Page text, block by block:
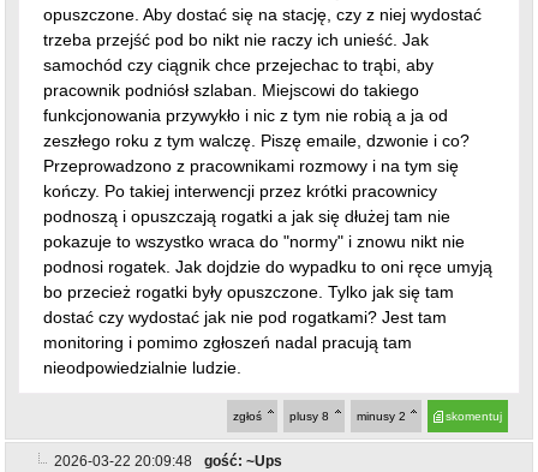
opuszczone. Aby dostać się na stację, czy z niej wydostać
trzeba przejść pod bo nikt nie raczy ich unieść. Jak
samochód czy ciągnik chce przejechac to trąbi, aby
pracownik podniósł szlaban. Miejscowi do takiego
funkcjonowania przywykło i nic z tym nie robią a ja od
zeszłego roku z tym walczę. Piszę emaile, dzwonie i co?
Przeprowadzono z pracownikami rozmowy i na tym się
kończy. Po takiej interwencji przez krótki pracownicy
podnoszą i opuszczają rogatki a jak się dłużej tam nie
pokazuje to wszystko wraca do "normy" i znowu nikt nie
podnosi rogatek. Jak dojdzie do wypadku to oni ręce umyją
bo przecież rogatki były opuszczone. Tylko jak się tam
dostać czy wydostać jak nie pod rogatkami? Jest tam
monitoring i pomimo zgłoszeń nadal pracują tam
nieodpowiedzialnie ludzie.
skomentuj
minusy 2
plusy 8
zgłoś
2026-03-22 20:09:48 gość: ~Ups